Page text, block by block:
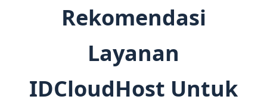
Rekomendasi
Layanan
IDCloudHost Untuk